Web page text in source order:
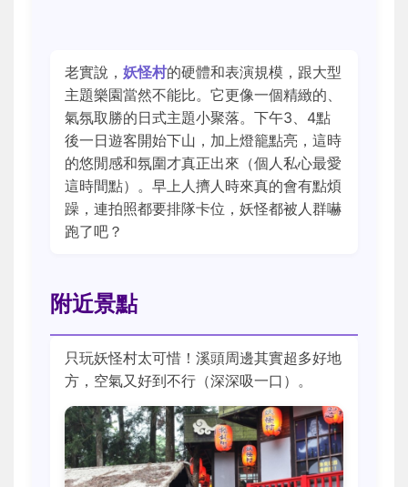
老實說， 妖怪村的硬體和表演規模，跟大型
主題樂園當然不能比。它更像一個精緻的、
氣氛取勝的日式主題小聚落。下午3、4點
後一日遊客開始下山，加上燈籠點亮，這時
的悠閒感和氛圍才真正出來（個人私心最愛
這時間點）。早上人擠人時來真的會有點煩
躁，連拍照都要排隊卡位，妖怪都被人群嚇
跑了吧？
附近景點
只玩妖怪村太可惜！溪頭周邊其實超多好地
方，空氣又好到不行（深深吸一口）。